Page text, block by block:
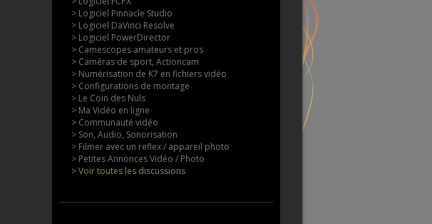
> Logiciel Pinnacle Studio
> Logiciel DaVinci Resolve
> Logiciel PowerDirector
> Camescopes amateurs et pros
> Caméras de sport, Actioncam
> Numérisation de K7 en fichiers vidéo
> Configurations de montage
> Le Coin des Nuls
> Ma Vidéo en ligne
> Communauté vidéo
> Son, Audio, Sonorisation
> Filmer avec un reflex / appareil photo
> Petites Annonces Vidéo / Photo
> Voir toutes les discussions